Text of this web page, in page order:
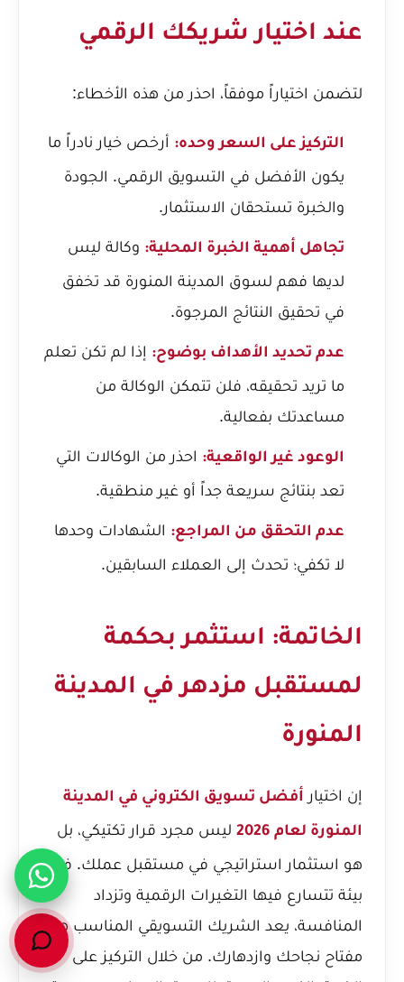
عند اختيار شريكك الرقمي
لتضمن اختياراً موفقاً، احذر من هذه الأخطاء:
التركيز على السعر وحده: أرخص خيار نادراً ما
يكون الأفضل في التسويق الرقمي. الجودة
والخبرة تستحقان الاستثمار.
تجاهل أهمية الخبرة المحلية: وكالة ليس
لديها فهم لسوق المدينة المنورة قد تخفق
في تحقيق النتائج المرجوة.
عدم تحديد الأهداف بوضوح: إذا لم تكن تعلم
ما تريد تحقيقه، فلن تتمكن الوكالة من
مساعدتك بفعالية.
الوعود غير الواقعية: احذر من الوكالات التي
تعد بنتائج سريعة جداً أو غير منطقية.
عدم التحقق من المراجع: الشهادات وحدها
لا تكفي؛ تحدث إلى العملاء السابقين.
الخاتمة: استثمر بحكمة
لمستقبل مزدهر في المدينة
المنورة
إن اختيار أفضل تسويق الكتروني في المدينة
المنورة لعام 2026
ليس مجرد قرار تكتيكي، بل
هو استثمار استراتيجي في مستقبل عملك. في
بيئة تتسارع فيها التغيرات الرقمية وتزداد
المنافسة، يعد الشريك التسويقي المناسب هو
مفتاح نجاحك وازدهارك. من خلال التركيز على